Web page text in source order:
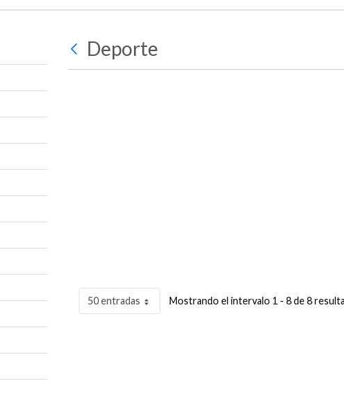
Deporte
50 entradas Mostrando el intervalo 1 - 8 de 8